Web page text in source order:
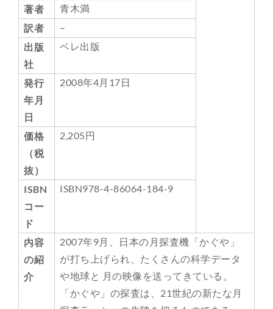
著者
青木満
訳者
–
出版
社
ベレ出版
発行
年月
日
2008年4月17日
価格
（税
抜）
2,205円
ISBN
コー
ド
ISBN978-4-86064-184-9
内容
の紹
介
2007年9月、日本の月探査機「かぐや」
が打ち上げられ、たくさんの科学データ
や地球と 月の映像を送ってきている。
「かぐや」の探査は、21世紀の新たな月